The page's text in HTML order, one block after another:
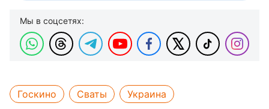
Мы в соцсетях:
Госкино Сваты Украина